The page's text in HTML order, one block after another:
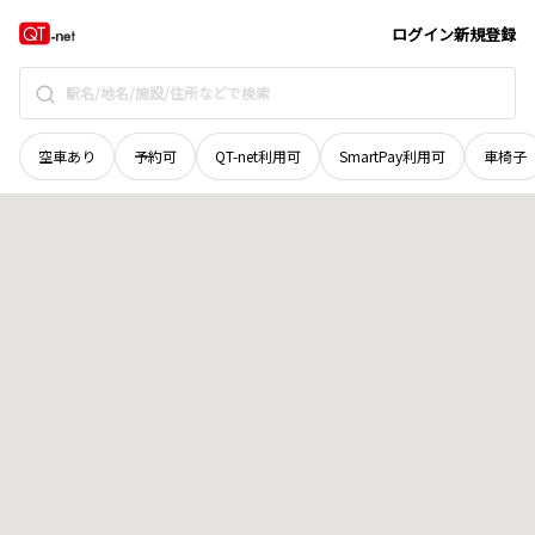
ログイン新規登録
空車あり 予約可 QT-net利用可 SmartPay利用可 車椅子
香川県